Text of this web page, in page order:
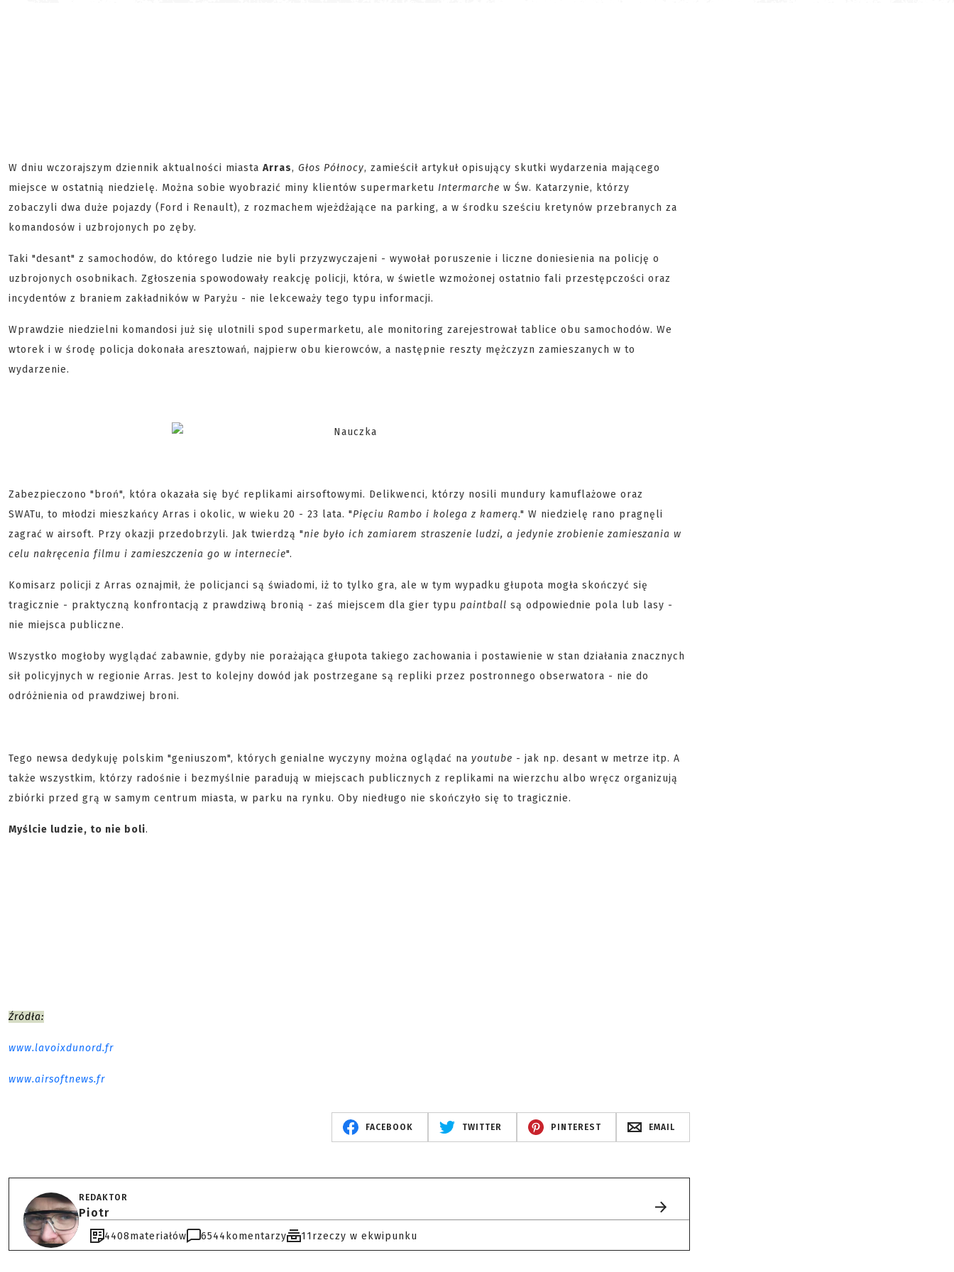
W dniu wczorajszym dziennik aktualności miasta Arras, Głos Północy, zamieścił artykuł opisujący skutki wydarzenia mającego
miejsce w ostatnią niedzielę. Można sobie wyobrazić miny klientów supermarketu Intermarche w Św. Katarzynie, którzy
zobaczyli dwa duże pojazdy (Ford i Renault), z rozmachem wjeżdżające na parking, a w środku sześciu kretynów przebranych za
komandosów i uzbrojonych po zęby.
Taki "desant" z samochodów, do którego ludzie nie byli przyzwyczajeni - wywołał poruszenie i liczne doniesienia na policję o
uzbrojonych osobnikach. Zgłoszenia spowodowały reakcję policji, która, w świetle wzmożonej ostatnio fali przestępczości oraz
incydentów z braniem zakładników w Paryżu - nie lekceważy tego typu informacji.
Wprawdzie niedzielni komandosi już się ulotnili spod supermarketu, ale monitoring zarejestrował tablice obu samochodów. We
wtorek i w środę policja dokonała aresztowań, najpierw obu kierowców, a następnie reszty mężczyzn zamieszanych w to
wydarzenie.
Zabezpieczono "broń", która okazała się być replikami airsoftowymi. Delikwenci, którzy nosili mundury kamuflażowe oraz
SWATu, to młodzi mieszkańcy Arras i okolic, w wieku 20 - 23 lata. "Pięciu Rambo i kolega z kamerą." W niedzielę rano pragnęli
zagrać w airsoft. Przy okazji przedobrzyli. Jak twierdzą "nie było ich zamiarem straszenie ludzi, a jedynie zrobienie zamieszania w
celu nakręcenia filmu i zamieszczenia go w internecie".
Komisarz policji z Arras oznajmił, że policjanci są świadomi, iż to tylko gra, ale w tym wypadku głupota mogła skończyć się
tragicznie - praktyczną konfrontacją z prawdziwą bronią - zaś miejscem dla gier typu paintball są odpowiednie pola lub lasy -
nie miejsca publiczne.
Wszystko mogłoby wyglądać zabawnie, gdyby nie porażająca głupota takiego zachowania i postawienie w stan działania znacznych
sił policyjnych w regionie Arras. Jest to kolejny dowód jak postrzegane są repliki przez postronnego obserwatora - nie do
odróżnienia od prawdziwej broni.
Tego newsa dedykuję polskim "geniuszom", których genialne wyczyny można oglądać na youtube - jak np. desant w metrze itp. A
także wszystkim, którzy radośnie i bezmyślnie paradują w miejscach publicznych z replikami na wierzchu albo wręcz organizują
zbiórki przed grą w samym centrum miasta, w parku na rynku. Oby niedługo nie skończyło się to tragicznie.
Myślcie ludzie, to nie boli.
Źródła:
www.lavoixdunord.fr
www.airsoftnews.fr
FACEBOOK TWITTER PINTEREST EMAIL
REDAKTOR
Piotr
4408materiałów 6544 komentarzy 11rzeczy w ekwipunku